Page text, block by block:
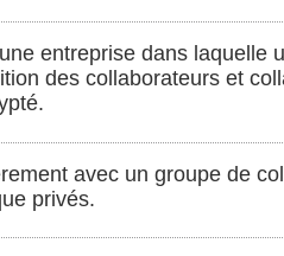
entreprise dans laquelle
des collaborateurs et
avec un groupe de
privés.